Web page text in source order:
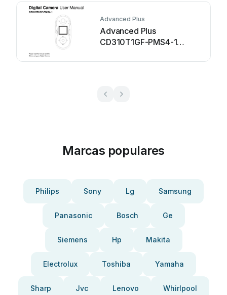
Advanced Plus
Advanced Plus
CD310T1GF-PMS4-1
Marcas populares
Philips Sony Lg Samsung
Panasonic Bosch Ge
Siemens Hp Makita
Electrolux Toshiba Yamaha
Sharp Jvc Lenovo Whirlpool